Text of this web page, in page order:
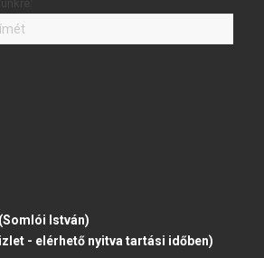
(Somlói István)
- elérhető nyitva tartási időben)